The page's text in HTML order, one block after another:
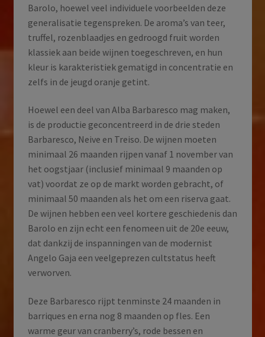
Barolo, hoewel veel individuele voorbeelden deze
generalisatie tegenspreken. De aroma’s van teer,
truffel, rozenblaadjes en gedroogd fruit worden
klassiek aan beide wijnen toegeschreven, en hun
kleur is karakteristiek gematigd in concentratie en
zelfs in de jeugd oranje getint.
Hoewel een deel van Alba Barbaresco mag maken,
is de productie geconcentreerd in de drie steden
Barbaresco, Neive en Treiso. De wijnen moeten
minimaal 26 maanden rijpen vanaf 1 november van
het oogstjaar (inclusief minimaal 9 maanden op
vat) voordat ze op de markt worden gebracht, of
minimaal 50 maanden als het om een riserva gaat.
De wijnen hebben een veel kortere geschiedenis dan
Barolo en zijn echt een fenomeen uit de 20e eeuw,
dat dankzij de inspanningen van de modernist
Angelo Gaja een veelgeprezen cultstatus heeft
verworven.
Deze Barbaresco rijpt tenminste 24 maanden in
barriques en erna nog 8 maanden op fles. Een
warme geur van cranberry’s, rode bessen en